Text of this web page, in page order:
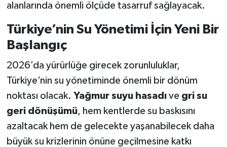
alanlarında önemli ölçüde tasarruf sağlayacak.
Türkiye’nin Su Yönetimi İçin Yeni Bir
Başlangıç
2026’da yürürlüğe girecek zorunluluklar,
Türkiye’nin su yönetiminde önemli bir dönüm
noktası olacak. Yağmur suyu hasadıve gri su
geri dönüşümü, hem kentlerde su baskısını
azaltacak hem de gelecekte yaşanabilecek daha
büyük su krizlerinin önüne geçilmesine katkı